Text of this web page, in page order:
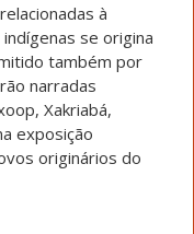
à
se origina
também por
narradas
Xakriabá,
exposição
originários do